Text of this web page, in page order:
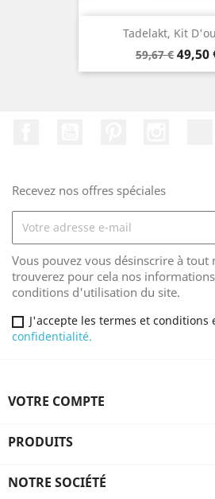
Tadelakt, Kit
Prix
de
59,67 € Prix
49,50
Recevez nos offres spéciales
Vous pouvez vous désinscrire à tout
trouverez pour cela nos
conditions d'utilisation du site.
J'accepte les termes et conditions
confidentialité.
VOTRE COMPTE
PRODUITS
NOTRE SOCIÉTÉ